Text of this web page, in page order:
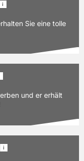
i
Sie eine tolle
EURund er erhält
i